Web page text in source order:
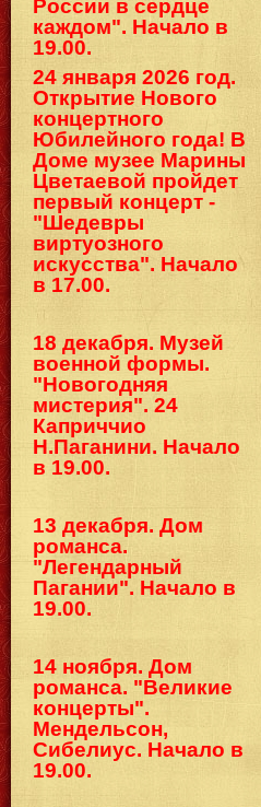
России в сердце
каждом". Начало в
19.00.
24 января 2026 год.
Открытие Нового
концертного
Юбилейного года! В
Доме музее Марины
Цветаевой пройдет
первый концерт -
"Шедевры
виртуозного
искусства". Начало
в 17.00.
18 декабря. Музей
военной формы.
"Новогодняя
мистерия". 24
Каприччио
Н.Паганини. Начало
в 19.00.
13 декабря. Дом
романса.
"Легендарный
Пагании". Начало в
19.00.
14 ноября. Дом
романса. "Великие
концерты".
Мендельсон,
Сибелиус. Начало в
19.00.